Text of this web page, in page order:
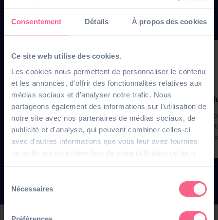
Consentement Détails À propos des cookies
Ce site web utilise des cookies.
Les cookies nous permettent de personnaliser le contenu
et les annonces, d'offrir des fonctionnalités relatives aux
médias sociaux et d'analyser notre trafic. Nous
partageons également des informations sur l'utilisation de
notre site avec nos partenaires de médias sociaux, de
publicité et d'analyse, qui peuvent combiner celles-ci
avec d'autres informations que vous leur avez fournies
ou qu'ils ont collectées lors de votre utilisation de leurs
Nécessaires
Un logiciel 100% SaaS simple, intuitif
et coloré
Facile à configurer pour plus
d’autonomie dans la gestion RH.
Une